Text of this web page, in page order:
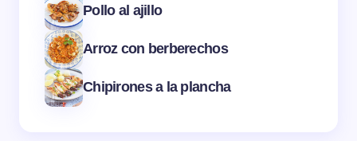
Pollo al ajillo
Arroz con berberechos
Chipirones a la plancha